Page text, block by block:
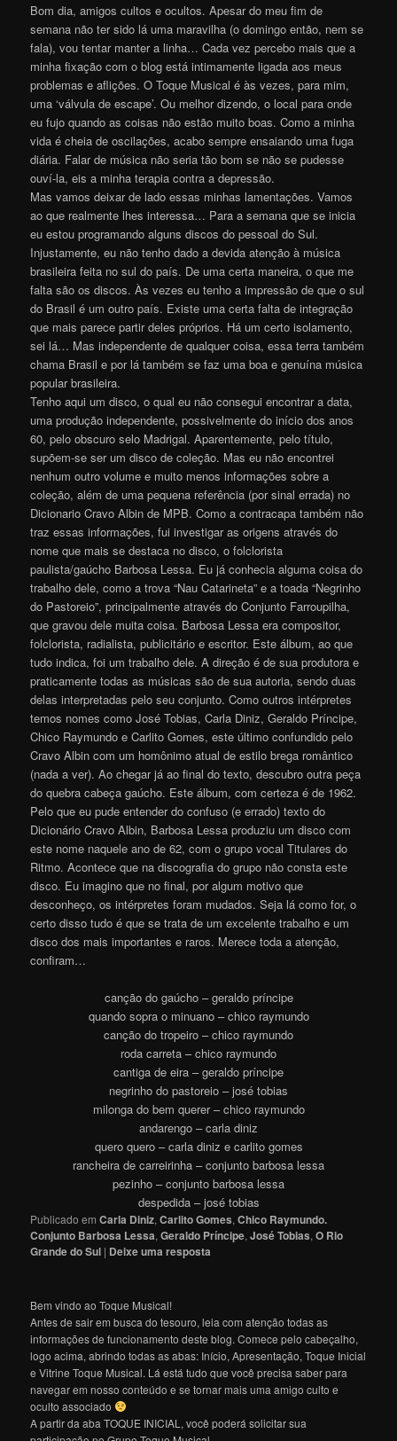
Bom dia, amigos cultos e ocultos. Apesar do meu fim de
semana não ter sido lá uma maravilha (o domingo então, nem se
fala), vou tentar manter a linha… Cada vez percebo mais que a
minha fixação com o blog está intimamente ligada aos meus
problemas e aflições. O Toque Musical é às vezes, para mim,
uma ‘válvula de escape’. Ou melhor dizendo, o local para onde
eu fujo quando as coisas não estão muito boas. Como a minha
vida é cheia de oscilações, acabo sempre ensaiando uma fuga
diária. Falar de música não seria tão bom se não se pudesse
ouví-la, eis a minha terapia contra a depressão.
Mas vamos deixar de lado essas minhas lamentações. Vamos
ao que realmente lhes interessa… Para a semana que se inicia
eu estou programando alguns discos do pessoal do Sul.
Injustamente, eu não tenho dado a devida atenção à música
brasileira feita no sul do país. De uma certa maneira, o que me
falta são os discos. Às vezes eu tenho a impressão de que o sul
do Brasil é um outro país. Existe uma certa falta de integração
que mais parece partir deles próprios. Há um certo isolamento,
sei lá… Mas independente de qualquer coisa, essa terra também
chama Brasil e por lá também se faz uma boa e genuína música
popular brasileira.
Tenho aqui um disco, o qual eu não consegui encontrar a data,
uma produção independente, possivelmente do início dos anos
60, pelo obscuro selo Madrigal. Aparentemente, pelo título,
supõem-se ser um disco de coleção. Mas eu não encontrei
nenhum outro volume e muito menos informações sobre a
coleção, além de uma pequena referência (por sinal errada) no
Dicionario Cravo Albin de MPB. Como a contracapa também não
traz essas informações, fui investigar as origens através do
nome que mais se destaca no disco, o folclorista
paulista/gaúcho Barbosa Lessa. Eu já conhecia alguma coisa do
trabalho dele, como a trova “Nau Catarineta” e a toada “Negrinho
do Pastoreio”, principalmente através do Conjunto Farroupilha,
que gravou dele muita coisa. Barbosa Lessa era compositor,
folclorista, radialista, publicitário e escritor. Este álbum, ao que
tudo indica, foi um trabalho dele. A direção é de sua produtora e
praticamente todas as músicas são de sua autoria, sendo duas
delas interpretadas pelo seu conjunto. Como outros intérpretes
temos nomes como José Tobias, Carla Diniz, Geraldo Príncipe,
Chico Raymundo e Carlito Gomes, este último confundido pelo
Cravo Albin com um homônimo atual de estilo brega romântico
(nada a ver). Ao chegar já ao final do texto, descubro outra peça
do quebra cabeça gaúcho. Este álbum, com certeza é de 1962.
Pelo que eu pude entender do confuso (e errado) texto do
Dicionário Cravo Albin, Barbosa Lessa produziu um disco com
este nome naquele ano de 62, com o grupo vocal Titulares do
Ritmo. Acontece que na discografia do grupo não consta este
disco. Eu imagino que no final, por algum motivo que
desconheço, os intérpretes foram mudados. Seja lá como for, o
certo disso tudo é que se trata de um excelente trabalho e um
disco dos mais importantes e raros. Merece toda a atenção,
confiram…
canção do gaúcho – geraldo príncipe
quando sopra o minuano – chico raymundo
canção do tropeiro – chico raymundo
roda carreta – chico raymundo
cantiga de eira – geraldo príncipe
negrinho do pastoreio – josé tobias
milonga do bem querer – chico raymundo
andarengo – carla diniz
quero quero – carla diniz e carlito gomes
rancheira de carreirinha – conjunto barbosa lessa
pezinho – conjunto barbosa lessa
despedida – josé tobias
Publicado em Carla Diniz,Carlito Gomes,Chico Raymundo.
Conjunto Barbosa Lessa,Geraldo Príncipe,José Tobias,O Rio
Grande do Sul | Deixe uma resposta
Bem vindo ao Toque Musical!
Antes de sair em busca do tesouro, leia com atenção todas as
informações de funcionamento deste blog. Comece pelo cabeçalho,
logo acima, abrindo todas as abas: Início, Apresentação, Toque Inicial
e Vitrine Toque Musical. Lá está tudo que você precisa saber para
navegar em nosso conteúdo e se tornar mais uma amigo culto e
oculto associado
A partir da aba TOQUE INICIAL, você poderá solicitar sua